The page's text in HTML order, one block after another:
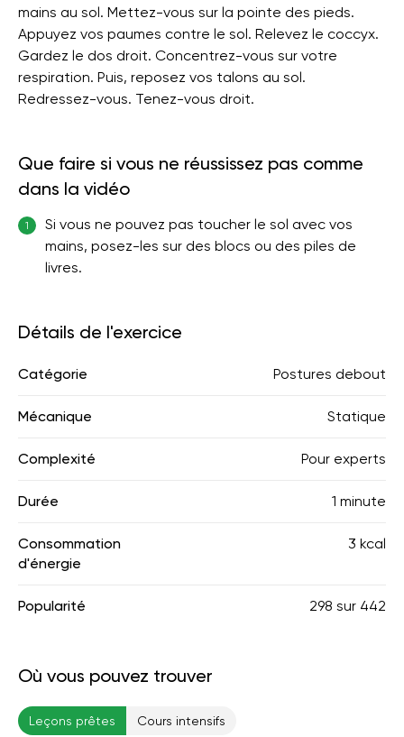
mains au sol. Mettez-vous sur la pointe des pieds.
Appuyez vos paumes contre le sol. Relevez le coccyx.
Gardez le dos droit. Concentrez-vous sur votre
respiration. Puis, reposez vos talons au sol.
Redressez-vous. Tenez-vous droit.
Que faire si vous ne réussissez pas comme
dans la vidéo
1
Si vous ne pouvez pas toucher le sol avec vos
mains, posez-les sur des blocs ou des piles de
livres.
Détails de l'exercice
Catégorie Postures debout
Mécanique Statique
Complexité Pour experts
Durée 1 minute
Consommation
d'énergie
3 kcal
Popularité 298 sur 442
Où vous pouvez trouver
Leçons prêtes Cours intensifs